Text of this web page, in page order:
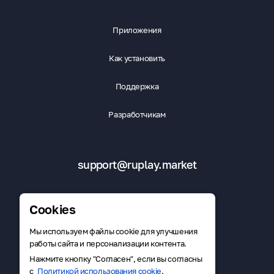
Cookies
Мы используем файлы cookie для улучшения
работы сайта и персонализации контента.
Нажмите кнопку "Согласен", если вы согласны
с Политикой использования cookie.
Приложения
Как установить
Поддержка
Разработчикам
support@ruplay.market
Скачать RuMarket